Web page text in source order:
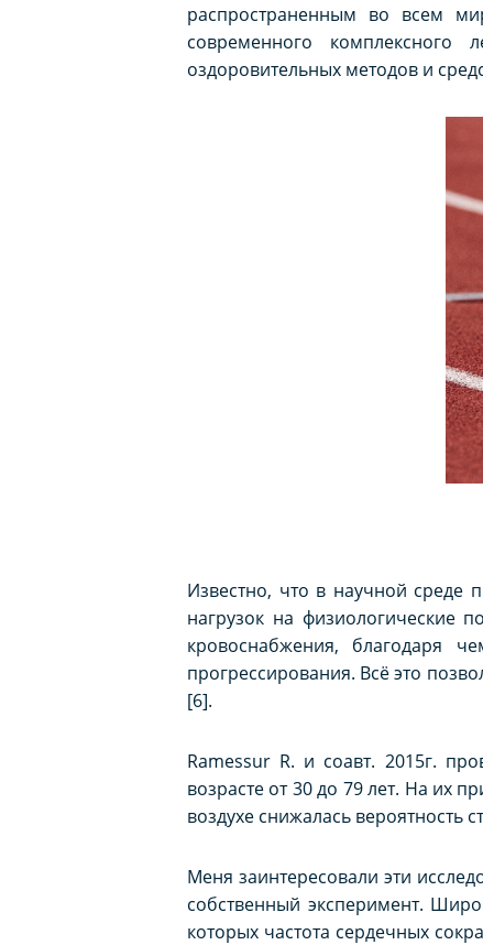
распространенным во всем
современного комплексного
оздоровительных методов и
Известно, что в научной среде
нагрузок на физиологические
кровоснабжения, благодаря
прогрессирования. Всё это
[6].
Ramessur R. и соавт. 2015г.
возрасте от 30 до 79 лет. На их
воздухе снижалась вероятность
Меня заинтересовали эти
собственный эксперимент.
которых частота сердечных